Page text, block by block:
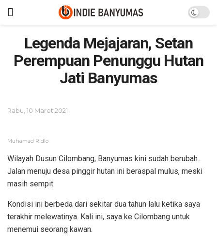
Legenda Mejajaran, Setan
Perempuan Penunggu Hutan
Jati Banyumas
Rabu, 10 Maret 2021
Muhamad Ridlo
Wilayah Dusun Cilombang, Banyumas kini sudah berubah.
Jalan menuju desa pinggir hutan ini beraspal mulus, meski
masih sempit.
Kondisi ini berbeda dari sekitar dua tahun lalu ketika saya
terakhir melewatinya. Kali ini, saya ke Cilombang untuk
menemui seorang kawan.